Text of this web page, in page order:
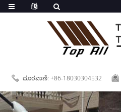
ದೂರವಾಣಿ: +86-18030304532